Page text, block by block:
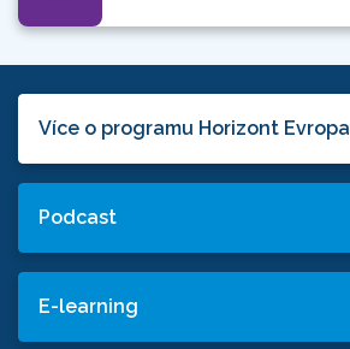
Více o programu Horizont Evropa
Podcast
E-learning